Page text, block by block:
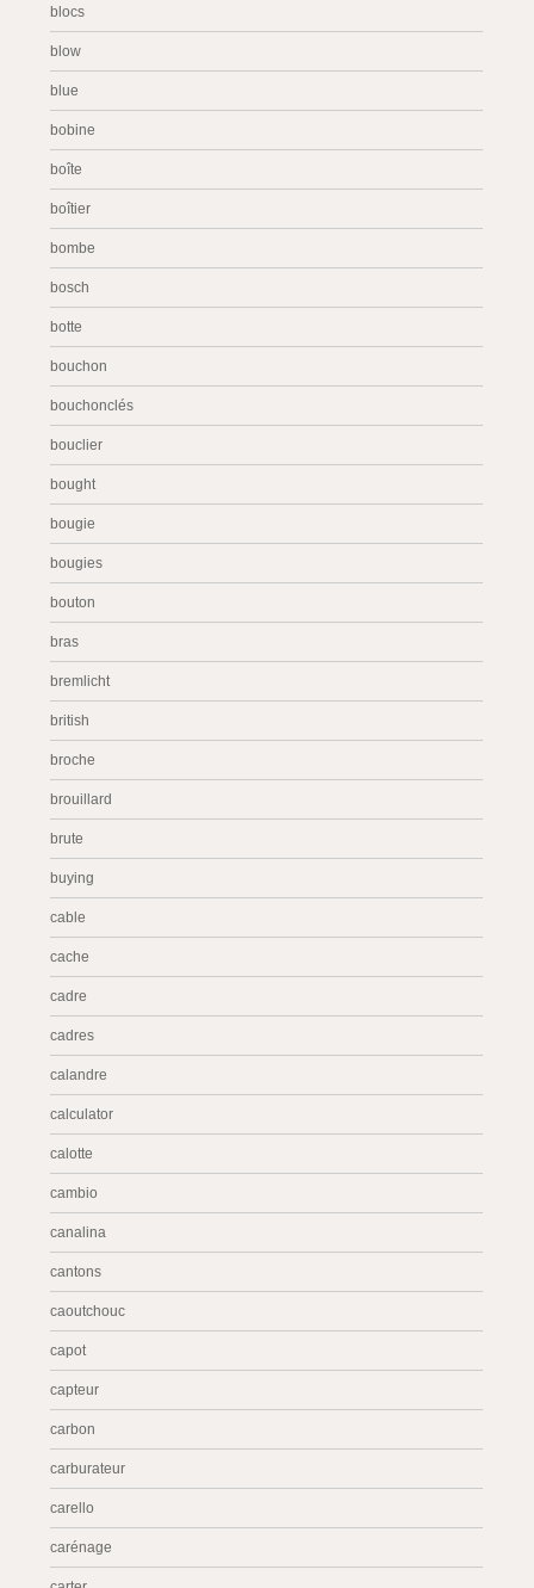
blocs
blow
blue
bobine
boîte
boîtier
bombe
bosch
botte
bouchon
bouchonclés
bouclier
bought
bougie
bougies
bouton
bras
bremlicht
british
broche
brouillard
brute
buying
cable
cache
cadre
cadres
calandre
calculator
calotte
cambio
canalina
cantons
caoutchouc
capot
capteur
carbon
carburateur
carello
carénage